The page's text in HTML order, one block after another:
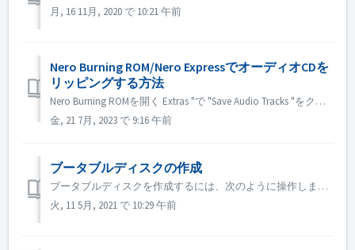
月, 16 11月, 2020 で 10:21 午前
Nero Burning ROM/Nero ExpressでオーディオCDを
リッピングする方法
Nero Burning ROMを開く Extras "で "Save Audio Tracks "をクリックします。 source」タブで、トラックを選択します。 出力 "タブで、出力を設定します。 ボタン「コピー」をクリックします。 Nero Exp...
金, 21 7月, 2023 で 9:16 午前
ブータブルディスクの作成
ブータブルディスクを作成するには、次のように操作します。 1.Nero Burning ROMのメイン画面で［New］ボタンをクリックします。 →「New Compilation」ウィンドウが表示されます。 2.ドロップダウンメニューから希望のディスクフォーマットを選択します。 3.ブートコンピ...
火, 11 5月, 2021 で 10:29 午前